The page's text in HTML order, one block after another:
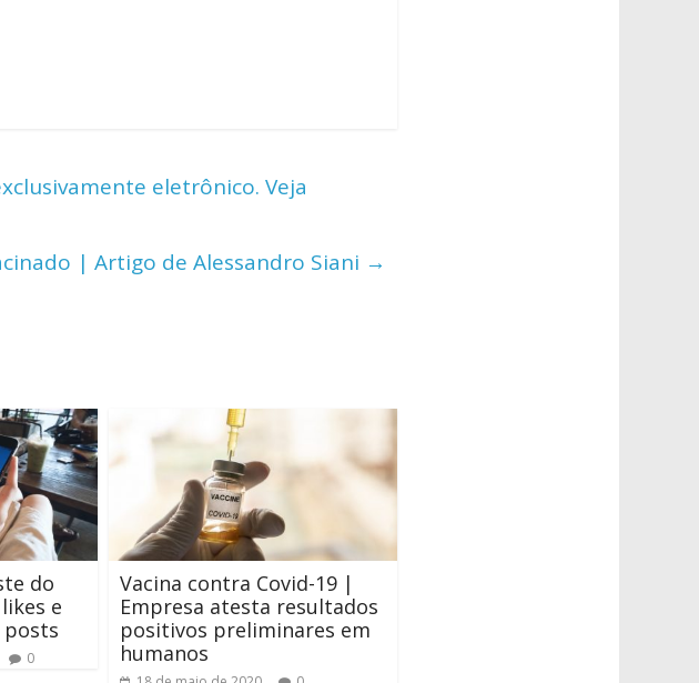
eletrônico. Veja
| Artigo de Alessandro Siani →
do
e
posts
0
Vacina contra Covid-19 |
Empresa atesta resultados
positivos preliminares em
humanos